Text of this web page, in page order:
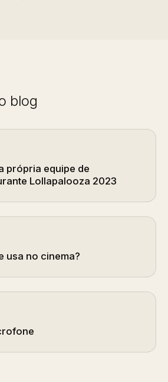
blog
própria equipe de
Lollapalooza 2023
usa no cinema?